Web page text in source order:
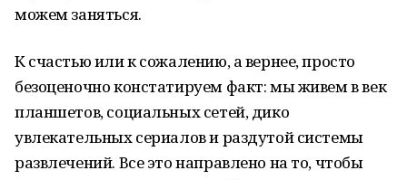
можем заняться.
К счастью или к сожалению, а вернее, просто
безоценочно констатируем факт: мы живем в век
планшетов, социальных сетей, дико
увлекательных сериалов и раздутой системы
развлечений. Все это направлено на то, чтобы